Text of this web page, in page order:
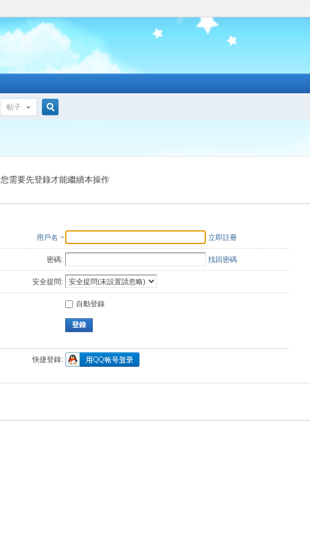
帖子
索
您需要先登錄才能繼續本操作
用戶名 立即註冊
密碼: 找回密碼
安全提問:
自動登錄
登錄
快捷登錄: